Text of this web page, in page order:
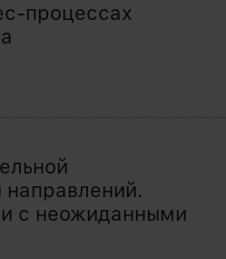
процессах
направлений.
с неожиданными